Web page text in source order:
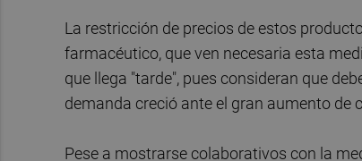
La restricción de precios de estos
farmacéutico, que ven necesaria esta
que llega "tarde", pues consideran que
demanda creció ante el gran aumento de
Pese a mostrarse colaborativos con la